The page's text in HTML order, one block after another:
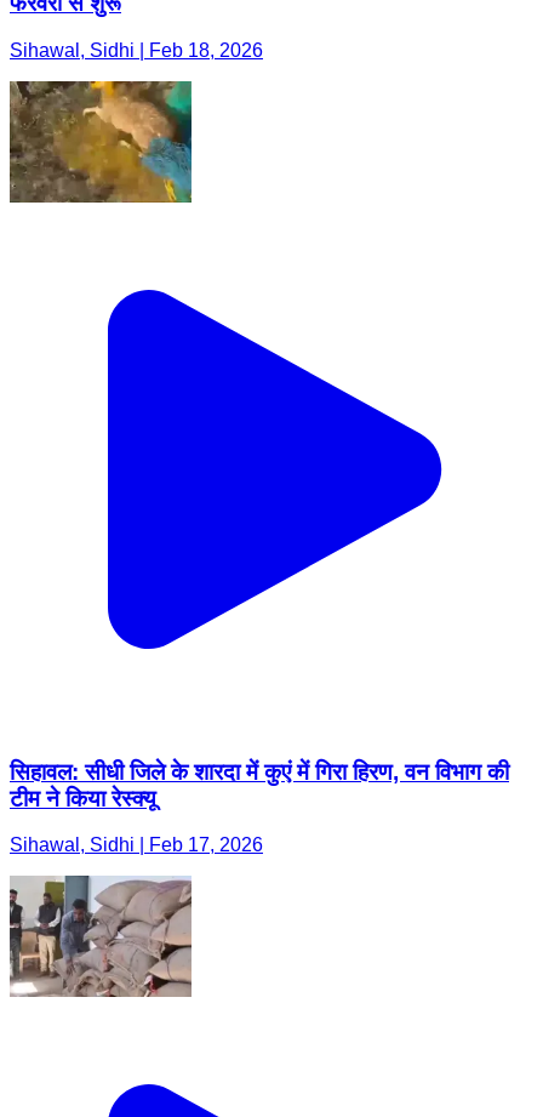
Sihawal, Sidhi | Feb 18, 2026
सिहावल: सीधी जिले के शारदा में कुएं में गिरा हिरण, वन विभाग की
टीम ने किया रेस्क्यू
Sihawal, Sidhi | Feb 17, 2026